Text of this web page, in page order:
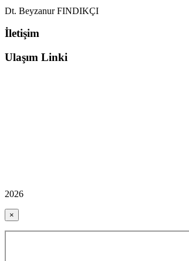
Dt. Beyzanur FINDIKÇI
İletişim
Ulaşım Linki
2026
×